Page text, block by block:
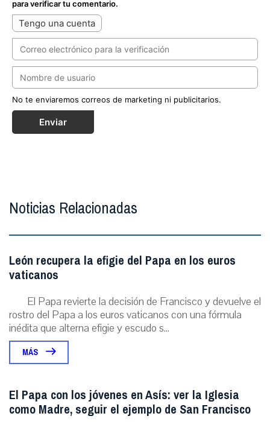
para verificar tu comentario.
Tengo una cuenta
No te enviaremos correos de marketing ni publicitarios.
Enviar
Noticias Relacionadas
León recupera la efigie del Papa en los euros
vaticanos
El Papa revierte la decisión de Francisco y devuelve el
rostro del Papa a los euros vaticanos con una fórmula
inédita que alterna efigie y escudo s...
MÁS
El Papa con los jóvenes en Asís: ver la Iglesia
como Madre, seguir el ejemplo de San Francisco